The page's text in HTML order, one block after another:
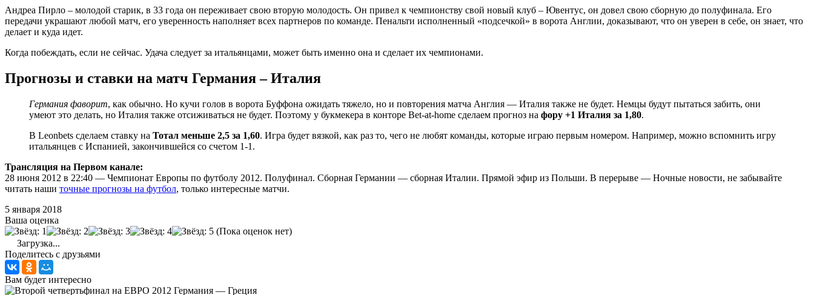
Андреа Пирло – молодой старик, в 33 года он переживает свою вторую молодость. Он привел к чемпионству свой новый клуб – Ювентус, он довел свою сборную до полуфинала. Его
передачи украшают любой матч, его уверенность наполняет всех партнеров по команде. Пенальти исполненный «подсечкой» в ворота Англии, доказывают, что он уверен в себе, он знает, что
делает и куда идет.
Когда побеждать, если не сейчас. Удача следует за итальянцами, может быть именно она и сделает их чемпионами.
Прогнозы и ставки на матч Германия – Италия
Германия фаворит, как обычно. Но кучи голов в ворота Буффона ожидать тяжело, но и повторения матча Англия — Италия также не будет. Немцы будут пытаться забить, они
умеют это делать, но Италия также отсиживаться не будет. Поэтому у букмекера в конторе Bet-at-home сделаем прогноз на фору +1 Италия за 1,80.
В Leonbets сделаем ставку на Тотал меньше 2,5 за 1,60. Игра будет вязкой, как раз то, чего не любят команды, которые играю первым номером. Например, можно вспомнить игру
итальянцев с Испанией, закончившейся со счетом 1-1.
Трансляция на Первом канале:
28 июня 2012 в 22:40 — Чемпионат Европы по футболу 2012. Полуфинал. Сборная Германии — сборная Италии. Прямой эфир из Польши. В перерыве — Ночные новости, не забывайте
читать наши точные прогнозы на футбол, только интересные матчи.
5 января 2018
Ваша оценка
(Пока оценок нет)
Загрузка...
Поделитесь с друзьями
Вам будет интересно